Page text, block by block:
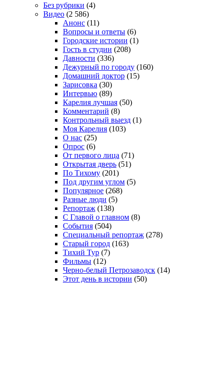
Без рубрики (4)
Видео (2 586)
Анонс (11)
Вопросы и ответы (6)
Городские истории (1)
Гость в студии (208)
Давности (336)
Дежурный по городу (160)
Домашний доктор (15)
Зарисовка (30)
Интервью (89)
Карелия лучшая (50)
Комментарий (8)
Контрольный выезд (1)
Моя Карелия (103)
О нас (25)
Опрос (6)
От первого лица (71)
Открытая дверь (51)
По Тихому (201)
Под другим углом (5)
Популярное (268)
Разные люди (5)
Репортаж (138)
С Главой о главном (8)
События (504)
Специальный репортаж (278)
Старый город (163)
Тихий Тур (7)
Фильмы (12)
Черно-белый Петрозаводск (14)
Этот день в истории (50)